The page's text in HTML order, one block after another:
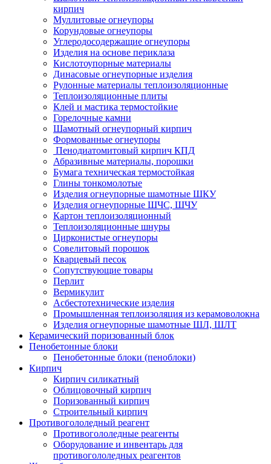
кирпич
Муллитовые огнеупоры
Корундовые огнеупоры
Углеродо­содержащие огнеупоры
Изделия на основе периклаза
Кислотоупорные материалы
Динасовые огнеупорные изделия
Рулонные материалы теплоизоляционные
Тепло­изоляционные плиты
Клей и мастика термостойкие
Горелочные камни
Шамотный огнеупорный кирпич
Формованные огнеупоры
Пенодиатомитовый кирпич КПД
Абразивные материалы, порошки
Бумага техническая термостойкая
Глины тонкомолотые
Изделия огнеупорные шамотные ШКУ
Изделия огнеупорные ШЧС, ШЧУ
Картон теплоизоляционный
Теплоизоляционные шнуры
Цирконистые огнеупоры
Совелитовый порошок
Кварцевый песок
Сопутствующие товары
Перлит
Вермикулит
Асбесто­технические изделия
Промышленная теплоизоляция из керамоволокна
Изделия огнеупорные шамотные ШЛ, ШЛТ
Керамический поризованный блок
Пенобетонные блоки
Пенобетонные блоки (пеноблоки)
Кирпич
Кирпич силикатный
Облицовочный кирпич
Поризованный кирпич
Строительный кирпич
Противогололедный реагент
Противогололедные реагенты
Оборудование и инвентарь для
противогололедных реагентов